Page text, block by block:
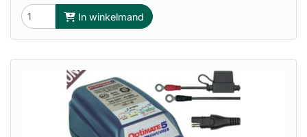
In winkelmand